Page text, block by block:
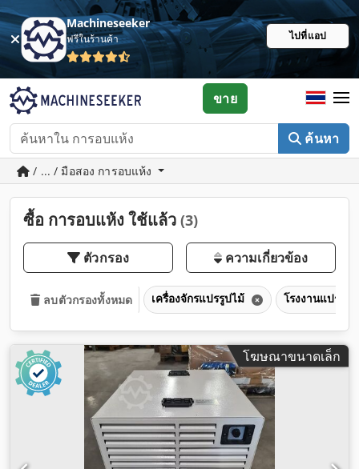
Machineseeker
ฟรีในร้านค้า ไปที่แอป
ค้นหา
ขาย
/ ... / มือสอง การอบแห้ง
ซื้อ การอบแห้ง ใช้แล้ว (3)
ตัวกรอง ความเกี่ยวข้อง
ลบตัวกรองทั้งหมด เครื่องจักรแปรรูปไม้ โรงงานแปรรูป
โฆษณาขนาดเล็ก